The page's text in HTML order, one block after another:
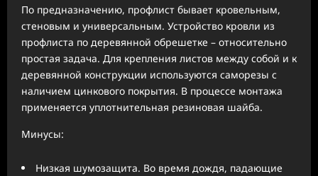
По предназначению, профлист бывает кровельным,
стеновым и универсальным. Устройство кровли из
профлиста по деревянной обрешетке – относительно
простая задача. Для крепления листов между собой и к
деревянной конструкции используются саморезы с
наличием цинкового покрытия. В процессе монтажа
применяется уплотнительная резиновая шайба.
Минусы:
Низкая шумозащита. Во время дождя, падающие